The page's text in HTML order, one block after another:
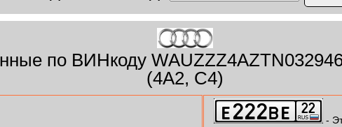
по ВИНкоду
(4A2, C4)
-